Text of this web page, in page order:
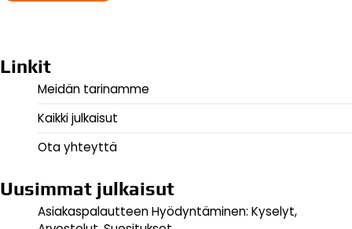
Linkit
Meidän tarinamme
Kaikki julkaisut
Ota yhteyttä
Uusimmat julkaisut
Asiakaspalautteen Hyödyntäminen: Kyselyt,